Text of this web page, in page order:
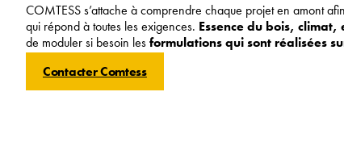
COMTESS s’attache à comprendre chaque projet en amont
qui répond à toutes les exigences. Essence du bois,
de moduler si besoin lesformulations qui sont réalisées
Contacter Comtess